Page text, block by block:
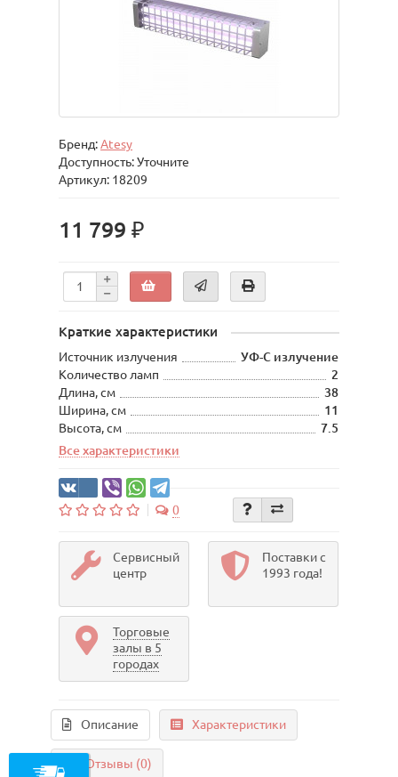
Бренд:Atesy
Доступность: Уточните
Артикул: 18209
11 799 ₽
Краткие характеристики
Источник излучения
УФ-С излучение
Количество ламп
2
Длина, см
38
Ширина, см
11
Высота, см
7.5
Все характеристики
0
Сервисный
центр
Поставки с
1993 года!
Торговые
залы в 5
городах
Описание Характеристики
Отзывы (0)